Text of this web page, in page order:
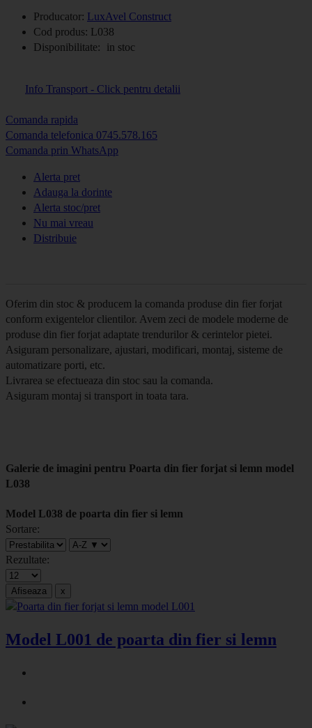
Producator: LuxAvel Construct
Cod produs: L038
Disponibilitate:
in stoc
Info Transport - Click pentru detalii
Comanda rapida
Comanda telefonica 0745.578.165
Comanda prin WhatsApp
Alerta pret
Adauga la dorinte
Alerta stoc/pret
Nu mai vreau
Distribuie
Oferim din stoc & producem la comanda produse din fier forjat
conform exigentelor clientilor. Avem zeci de modele moderne de
produse din fier forjat adaptate trendurilor & cerintelor pietei.
Asiguram personalizare, ajustari, modificari, montaj, sisteme de
automatizare porti, etc.
Livrarea se efectueaza din stoc sau la comanda.
Asiguram montaj si transport in toata tara.
Galerie de imagini pentru Poarta din fier forjat si lemn model
L038
Model L038 de poarta din fier si lemn
Sortare:
Rezultate:
Model L001 de poarta din fier si lemn